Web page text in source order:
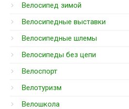
Велосипед зимой
Велосипедные выставки
Велосипедные шлемы
Велосипеды без цепи
Велоспорт
Велотуризм
Велошкола